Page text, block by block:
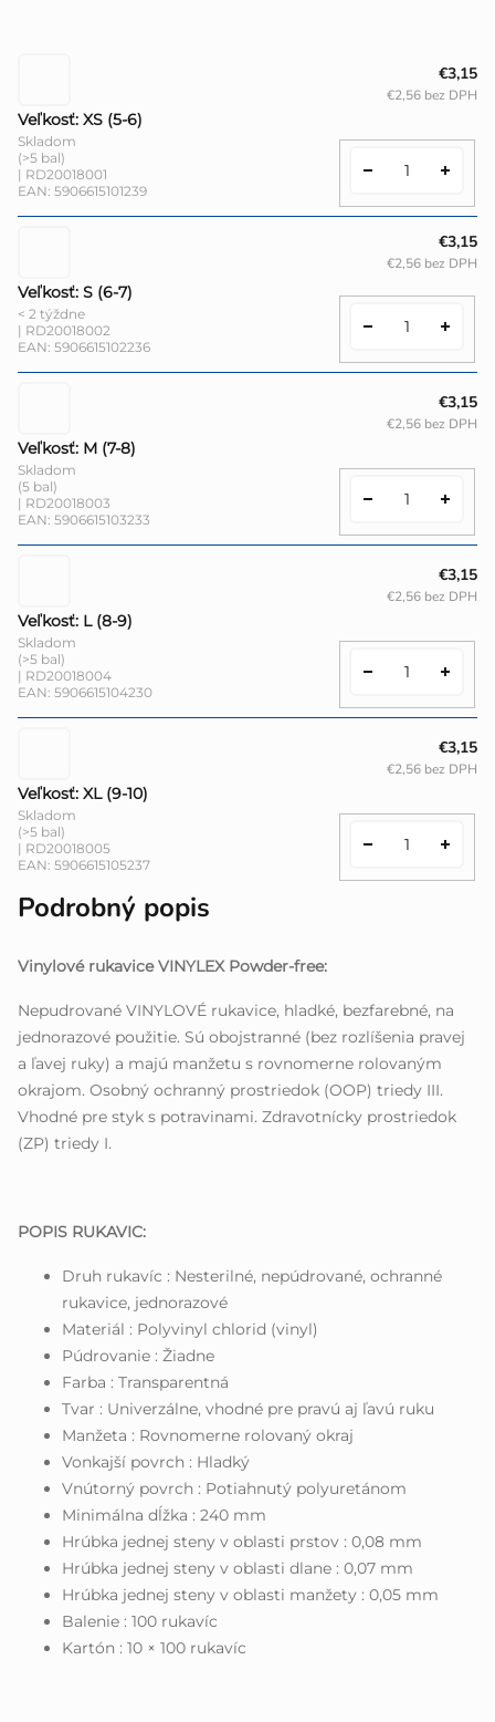
Veľkosť: XS (5-6)
Skladom
(>5 bal)
| RD20018001
EAN: 5906615101239
€3,15
€2,56 bez DPH
Veľkosť: S (6-7)
< 2 týždne
| RD20018002
EAN: 5906615102236
€3,15
€2,56 bez DPH
Veľkosť: M (7-8)
Skladom
(5 bal)
| RD20018003
EAN: 5906615103233
€3,15
€2,56 bez DPH
Veľkosť: L (8-9)
Skladom
(>5 bal)
| RD20018004
EAN: 5906615104230
€3,15
€2,56 bez DPH
Veľkosť: XL (9-10)
Skladom
(>5 bal)
| RD20018005
EAN: 5906615105237
€3,15
€2,56 bez DPH
Podrobný popis
Vinylové rukavice VINYLEX Powder-free:
Nepudrované VINYLOVÉ rukavice, hladké, bezfarebné, na
jednorazové použitie. Sú obojstranné (bez rozlíšenia pravej
a ľavej ruky) a majú manžetu s rovnomerne rolovaným
okrajom. Osobný ochranný prostriedok (OOP) triedy III.
Vhodné pre styk s potravinami. Zdravotnícky prostriedok
(ZP) triedy I.
POPIS RUKAVIC:
Druh rukavíc : Nesterilné, nepúdrované, ochranné
rukavice, jednorazové
Materiál : Polyvinyl chlorid (vinyl)
Púdrovanie : Žiadne
Farba : Transparentná
Tvar : Univerzálne, vhodné pre pravú aj ľavú ruku
Manžeta : Rovnomerne rolovaný okraj
Vonkajší povrch : Hladký
Vnútorný povrch : Potiahnutý polyuretánom
Minimálna dĺžka : 240 mm
Hrúbka jednej steny v oblasti prstov : 0,08 mm
Hrúbka jednej steny v oblasti dlane : 0,07 mm
Hrúbka jednej steny v oblasti manžety : 0,05 mm
Balenie : 100 rukavíc
Kartón : 10 × 100 rukavíc